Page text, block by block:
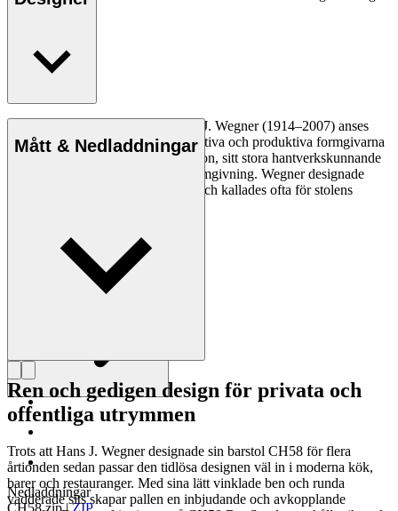
Den danske möbeldesignern Hans J. Wegner (1914–2007) anses
vara en av de mest kreativa, innovativa och produktiva formgivarna
genom tiderna, känd för sin precision, sitt stora hantverkskunnande
och sin kompromisslösa syn på formgivning. Wegner designade
nästan 500 stolar under sin livstid och kallades ofta för stolens
Läs mer om Hans J. Wegner
Mått & Nedladdningar
Nedladdningar
CH58.zip|ZIP
Ren och gedigen design för privata och
offentliga utrymmen
Trots att Hans J. Wegner designade sin barstol CH58 för flera
årtionden sedan passar den tidlösa designen väl in i moderna kök,
barer och restauranger. Med sina lätt vinklade ben och runda
vadderade sits skapar pallen en inbjudande och avkopplande